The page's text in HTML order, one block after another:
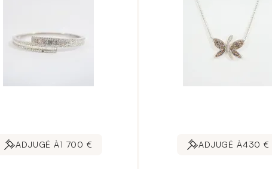
ADJUGÉ À1 700 € ADJUGÉ À430 €